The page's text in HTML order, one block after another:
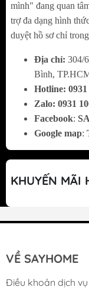
Bên trong,
sáng các
tìm kiếm
tủ được
bình nước,
và tiện lợi
Dung tích lưu
mình" đang quan
trợ đa dạng hình
duyệt hồ sơ chỉ
Địa chỉ: 304/
Bình,
Hotline: 0931
Zalo: 0931
Facebook:
Google map:
KHUYẾN MÃI
VỀ SAYHOME
Điều khoản dịch vụ